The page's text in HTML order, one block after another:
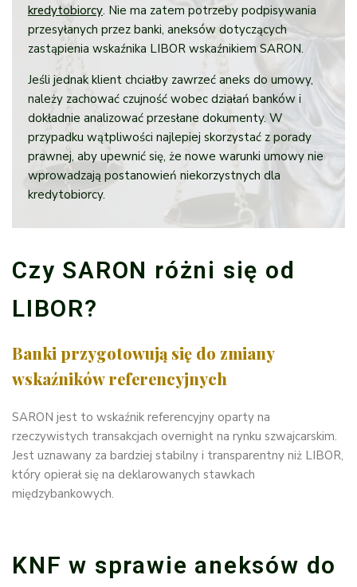
kredytobiorcy. Nie ma zatem potrzeby podpisywania
przesyłanych przez banki, aneksów dotyczących
zastąpienia wskaźnika LIBOR wskaźnikiem SARON.
Jeśli jednak klient chciałby zawrzeć aneks do umowy,
należy zachować czujność wobec działań banków i
dokładnie analizować przesłane dokumenty. W
przypadku wątpliwości najlepiej skorzystać z porady
prawnej, aby upewnić się, że nowe warunki umowy nie
wprowadzają postanowień niekorzystnych dla
kredytobiorcy.
Czy SARON różni się od
LIBOR?
Banki przygotowują się do zmiany
wskaźników referencyjnych
SARON jest to wskaźnik referencyjny oparty na
rzeczywistych transakcjach overnight na rynku szwajcarskim.
Jest uznawany za bardziej stabilny i transparentny niż LIBOR,
który opierał się na deklarowanych stawkach
międzybankowych.
KNF w sprawie aneksów do